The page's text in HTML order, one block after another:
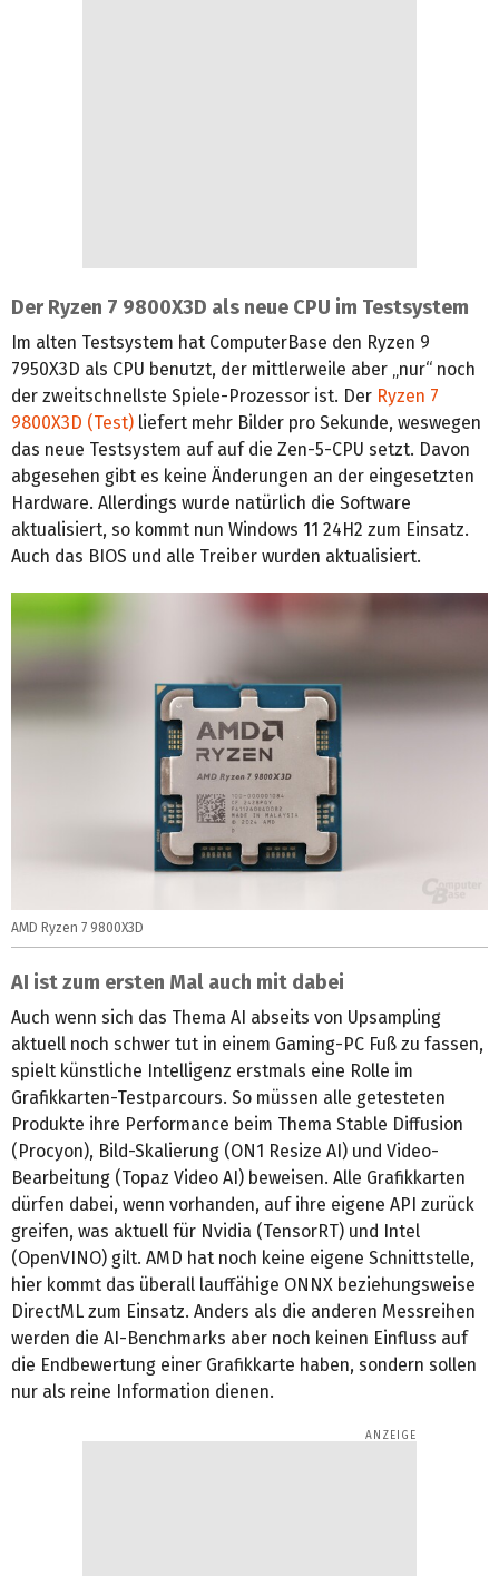
Der Ryzen 7 9800X3D als neue CPU im Testsystem
Im alten Testsystem hat ComputerBase den Ryzen 9
7950X3D als CPU benutzt, der mittlerweile aber „nur“ noch
der zweitschnellste Spiele-Prozessor ist. Der Ryzen 7
9800X3D (Test) liefert mehr Bilder pro Sekunde, weswegen
das neue Testsystem auf auf die Zen-5-CPU setzt. Davon
abgesehen gibt es keine Änderungen an der eingesetzten
Hardware. Allerdings wurde natürlich die Software
aktualisiert, so kommt nun Windows 11 24H2 zum Einsatz.
Auch das BIOS und alle Treiber wurden aktualisiert.
AMD Ryzen 7 9800X3D
AI ist zum ersten Mal auch mit dabei
Auch wenn sich das Thema AI abseits von Upsampling
aktuell noch schwer tut in einem Gaming-PC Fuß zu fassen,
spielt künstliche Intelligenz erstmals eine Rolle im
Grafikkarten-Testparcours. So müssen alle getesteten
Produkte ihre Performance beim Thema Stable Diffusion
(Procyon), Bild-Skalierung (ON1 Resize AI) und Video-
Bearbeitung (Topaz Video AI) beweisen. Alle Grafikkarten
dürfen dabei, wenn vorhanden, auf ihre eigene API zurück
greifen, was aktuell für Nvidia (TensorRT) und Intel
(OpenVINO) gilt. AMD hat noch keine eigene Schnittstelle,
hier kommt das überall lauffähige ONNX beziehungsweise
DirectML zum Einsatz. Anders als die anderen Messreihen
werden die AI-Benchmarks aber noch keinen Einfluss auf
die Endbewertung einer Grafikkarte haben, sondern sollen
nur als reine Information dienen.